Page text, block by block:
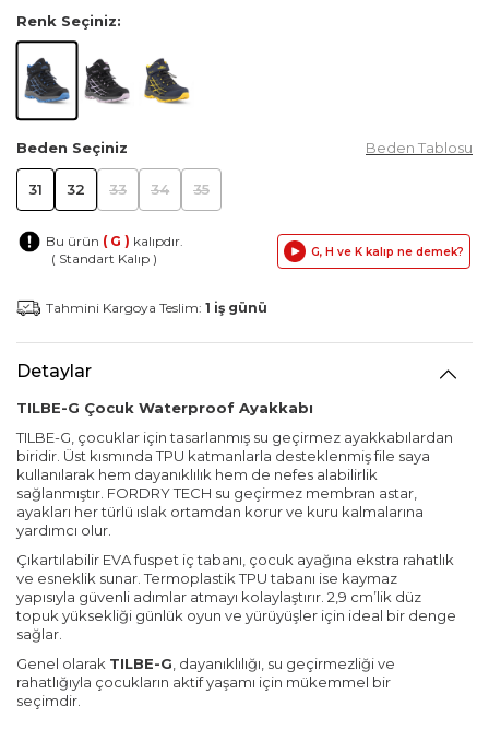
Renk Seçiniz:
Beden Seçiniz Beden Tablosu
31 32 33 34 35
Bu ürün ( G ) kalıpdır.
( Standart Kalıp )
G, H ve K kalıp ne demek?
Tahmini Kargoya Teslim: 1 iş günü
Detaylar
TILBE-G Çocuk Waterproof Ayakkabı
TILBE-G, çocuklar için tasarlanmış su geçirmez ayakkabılardan
biridir. Üst kısmında TPU katmanlarla desteklenmiş file saya
kullanılarak hem dayanıklılık hem de nefes alabilirlik
sağlanmıştır. FORDRY TECH su geçirmez membran astar,
ayakları her türlü ıslak ortamdan korur ve kuru kalmalarına
yardımcı olur.
Çıkartılabilir EVA fuspet iç tabanı, çocuk ayağına ekstra rahatlık
ve esneklik sunar. Termoplastik TPU tabanı ise kaymaz
yapısıyla güvenli adımlar atmayı kolaylaştırır. 2,9 cm’lik düz
topuk yüksekliği günlük oyun ve yürüyüşler için ideal bir denge
sağlar.
Genel olarak TILBE-G, dayanıklılığı, su geçirmezliği ve
rahatlığıyla çocukların aktif yaşamı için mükemmel bir
seçimdir.